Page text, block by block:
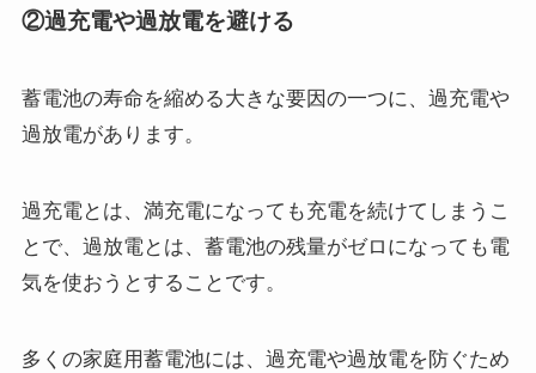
②過充電や過放電を避ける
蓄電池の寿命を縮める大きな要因の一つに、過充電や
過放電があります。
過充電とは、満充電になっても充電を続けてしまうこ
とで、過放電とは、蓄電池の残量がゼロになっても電
気を使おうとすることです。
多くの家庭用蓄電池には、過充電や過放電を防ぐため